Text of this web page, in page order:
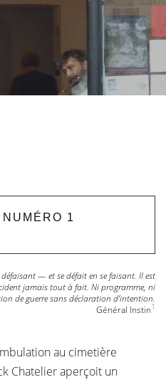
1
défaisant — et se défait en se faisant. Il est
jamais tout à fait. Ni programme, ni
de guerre sans déclaration d’intention.
Général Instin1
au cimetière
Chatelier aperçoit un